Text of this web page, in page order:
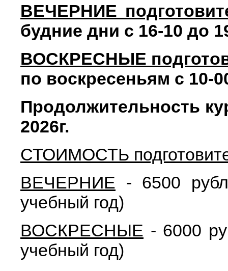
ВЕЧЕРНИЕ
будние дни с 16-10 до
ВОСКРЕСНЫЕ
по воскресеньям с 10-
Продолжительность
2026г.
СТОИМОСТЬ
ВЕЧЕРНИЕ - 6500
учебный год)
ВОСКРЕСНЫЕ - 6000
учебный год)